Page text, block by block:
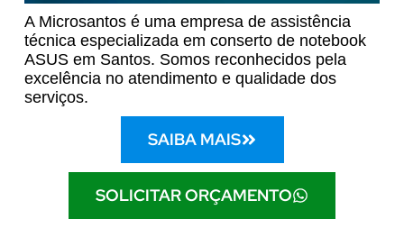
A Microsantos é uma empresa de assistência
técnica especializada em conserto de notebook
ASUS em Santos. Somos reconhecidos pela
excelência no atendimento e qualidade dos
serviços.
SAIBA MAIS
SOLICITAR ORÇAMENTO